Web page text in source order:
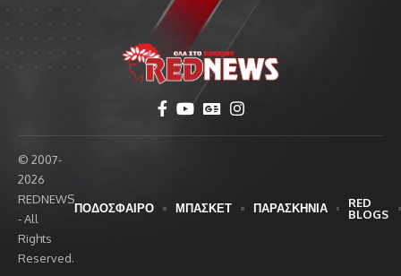
© 2007-
2026
REDNEWS
- All
Rights
Reserved.
ΠΟΔΟΣΦΑΙΡΟ ΜΠΑΣΚΕΤ ΠΑΡΑΣΚΗΝΙΑ
RED
BLOGS